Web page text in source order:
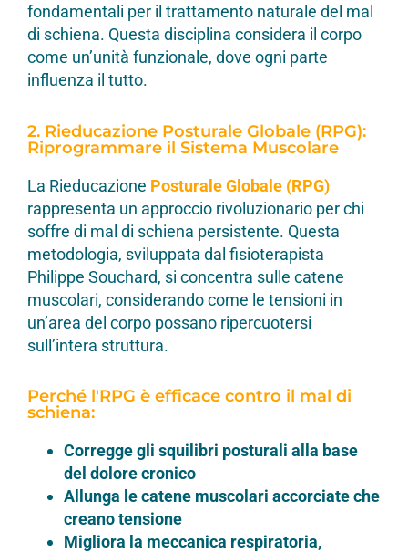
fondamentali per il trattamento naturale del mal
di schiena. Questa disciplina considera il corpo
come un’unità funzionale, dove ogni parte
influenza il tutto.
2. Rieducazione Posturale Globale (RPG):
Riprogrammare il Sistema Muscolare
La Rieducazione Posturale Globale (RPG)
rappresenta un approccio rivoluzionario per chi
soffre di mal di schiena persistente. Questa
metodologia, sviluppata dal fisioterapista
Philippe Souchard, si concentra sulle catene
muscolari, considerando come le tensioni in
un’area del corpo possano ripercuotersi
sull’intera struttura.
Perché l'RPG è efficace contro il mal di
schiena:
Corregge gli squilibri posturali alla base
del dolore cronico
Allunga le catene muscolari accorciate che
creano tensione
Migliora la meccanica respiratoria,